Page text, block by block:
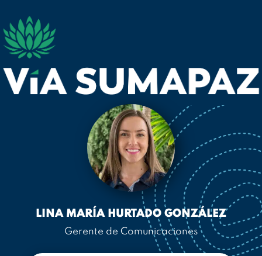
LINA MARÍA HURTADO GONZÁLEZ
Gerente de Comunicaciones